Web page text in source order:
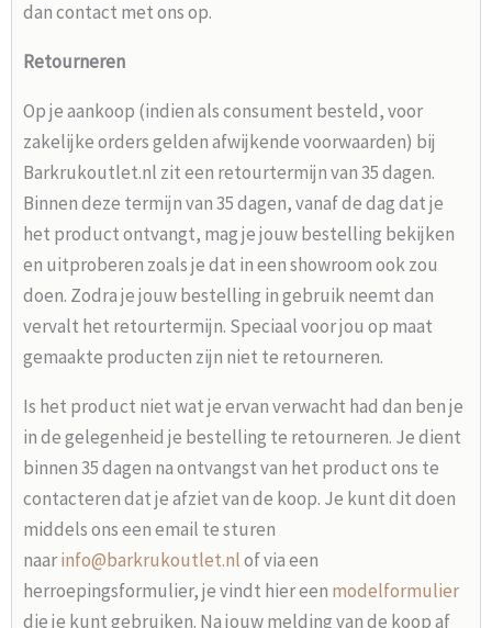
dan contact met ons op.
Retourneren
Op je aankoop (indien als consument besteld, voor
zakelijke orders gelden afwijkende voorwaarden) bij
Barkrukoutlet.nl zit een retourtermijn van 35 dagen.
Binnen deze termijn van 35 dagen, vanaf de dag dat je
het product ontvangt, mag je jouw bestelling bekijken
en uitproberen zoals je dat in een showroom ook zou
doen. Zodra je jouw bestelling in gebruik neemt dan
vervalt het retourtermijn. Speciaal voor jou op maat
gemaakte producten zijn niet te retourneren.
Is het product niet wat je ervan verwacht had dan ben je
in de gelegenheid je bestelling te retourneren. Je dient
binnen 35 dagen na ontvangst van het product ons te
contacteren dat je afziet van de koop. Je kunt dit doen
middels ons een email te sturen
naarinfo@barkrukoutlet.nlof via een
herroepingsformulier, je vindt hier een modelformulier
die je kunt gebruiken. Na jouw melding van de koop af